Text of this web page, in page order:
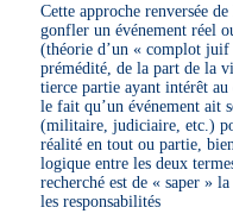
Cette approche renversée
gonfler un événement réel
(théorie d’un « complot
prémédité, de la part de la
tierce partie ayant intérêt
le fait qu’un événement ait
(militaire, judiciaire, etc.)
réalité en tout ou partie,
logique entre les deux
recherché est de « saper »
les responsabilités